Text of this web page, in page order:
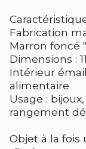
Fabrication
Marron foncé
Dimensions :
Intérieur
alimentaire
Usage :
rangement
Objet à la fois